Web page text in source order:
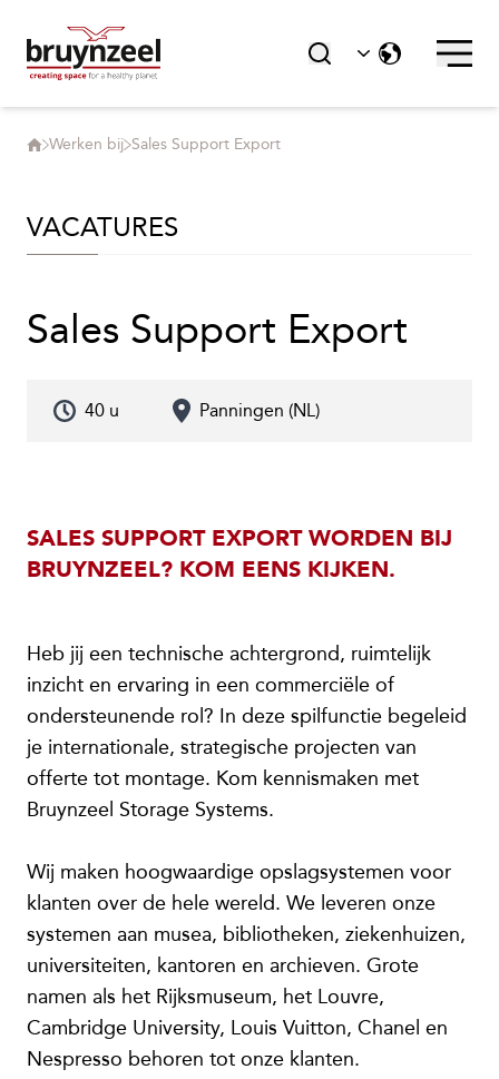
Werken bij Sales Support Export
VACATURES
Sales Support Export
40 u Panningen (NL)
SALES SUPPORT EXPORT WORDEN BIJ
BRUYNZEEL? KOM EENS KIJKEN.
Heb jij een technische achtergrond, ruimtelijk
inzicht en ervaring in een commerciële of
ondersteunende rol? In deze spilfunctie begeleid
je internationale, strategische projecten van
offerte tot montage. Kom kennismaken met
Bruynzeel Storage Systems.
Wij maken hoogwaardige opslagsystemen voor
klanten over de hele wereld. We leveren onze
systemen aan musea, bibliotheken, ziekenhuizen,
universiteiten, kantoren en archieven. Grote
namen als het Rijksmuseum, het Louvre,
Cambridge University, Louis Vuitton, Chanel en
Nespresso behoren tot onze klanten.